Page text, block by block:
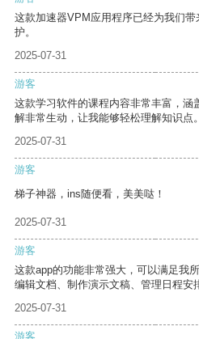
这款加速器VPM应用程序已经为我们
护。
2025-07-31
游客
这款学习软件的课程内容非常丰富，涵
解非常生动，让我能够轻松理解知识点。
2025-07-31
游客
梯子神器，ins随便看，美美哒！
2025-07-31
游客
这款app的功能非常强大，可以满足我
编辑文档、制作演示文稿、管理日程安
2025-07-31
游客